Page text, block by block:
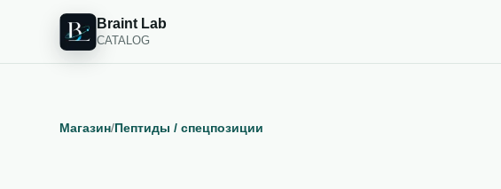
Braint Lab
CATALOG
Магазин/Пептиды / спецпозиции